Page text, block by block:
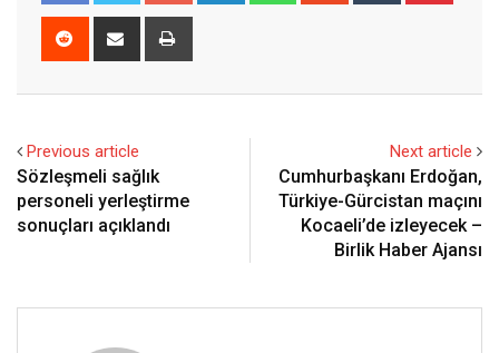
Reddit
Share
Previous article
Sözleşmeli sağlık
personeli yerleştirme
sonuçları açıklandı
Next article
Cumhurbaşkanı Erdoğan,
Türkiye-Gürcistan maçını
Kocaeli’de izleyecek –
Birlik Haber Ajansı